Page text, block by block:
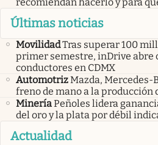
Últimas noticias
MovilidadTras superar 100
primer semestre, inDrive abre
conductores en CDMX
AutomotrizMazda, Mercedes-
freno de mano a la producción
MineríaPeñoles lidera
del oro y la plata por débil
Actualidad